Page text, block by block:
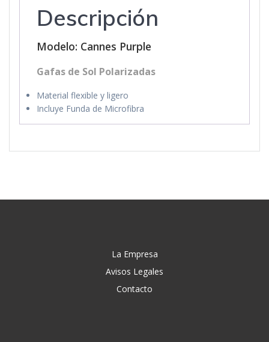
Descripción
Modelo: Cannes Purple
Gafas de Sol Polarizadas
Material flexible y ligero
Incluye Funda de Microfibra
La Empresa
Avisos Legales
Contacto